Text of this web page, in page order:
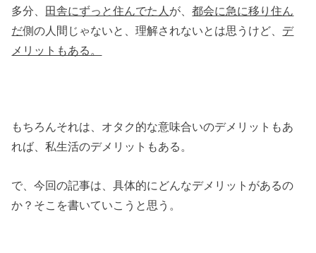
多分、 田舎にずっと住んでた人 が、都会に急に移り住ん
だ側の人間じゃないと、理解されないとは思うけど、 デ
メリットもある。
もちろんそれは、オタク的な意味合いのデメリットもあ
れば、私生活のデメリットもある。
で、今回の記事は、具体的にどんなデメリットがあるの
か？そこを書いていこうと思う。